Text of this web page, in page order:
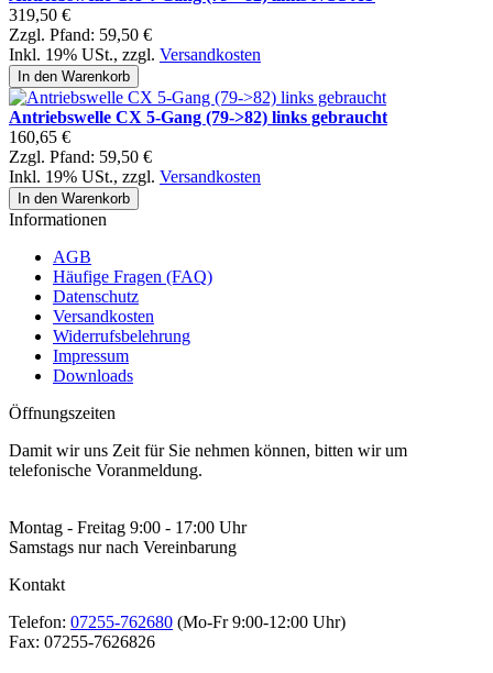
319,50 €
Zzgl. Pfand: 59,50 €
Inkl. 19% USt., zzgl. Versandkosten
In den Warenkorb
Antriebswelle CX 5-Gang (79->82) links gebraucht
160,65 €
Zzgl. Pfand: 59,50 €
Inkl. 19% USt., zzgl. Versandkosten
In den Warenkorb
Informationen
AGB
Häufige Fragen (FAQ)
Datenschutz
Versandkosten
Widerrufsbelehrung
Impressum
Downloads
Öffnungszeiten
Damit wir uns Zeit für Sie nehmen können, bitten wir um
telefonische Voranmeldung.
Montag - Freitag 9:00 - 17:00 Uhr
Samstags nur nach Vereinbarung
Kontakt
Telefon: 07255-762680 (Mo-Fr 9:00-12:00 Uhr)
Fax: 07255-7626826